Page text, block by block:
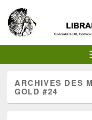
ARCHIVES DES
GOLD #24